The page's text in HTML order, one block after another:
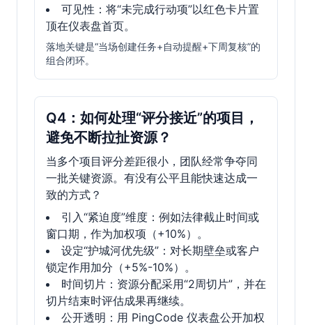
可见性：将“未完成行动项”以红色卡片置
顶在仪表盘首页。
落地关键是“当场创建任务+自动提醒+下周复核”的
组合闭环。
Q4：如何处理“评分接近”的项目，
避免不断拉扯资源？
当多个项目评分差距很小，团队经常争夺同
一批关键资源。有没有公平且能快速达成一
致的方式？
引入“紧迫度”维度：例如法律截止时间或
窗口期，作为加权项（+10%）。
设定“护城河优先级”：对长期壁垒或客户
锁定作用加分（+5%-10%）。
时间切片：资源分配采用“2周切片”，并在
切片结束时评估成果再继续。
公开透明：用 PingCode 仪表盘公开加权